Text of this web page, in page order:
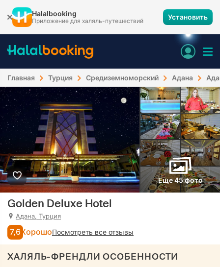
Halalbooking
Приложение для халяль-путешествий Установить
Главная Турция Средиземноморский Адана
Еще 45 фото
Golden Deluxe Hotel
Адана, Турция
7,6 ХорошоПосмотреть все отзывы
ХАЛЯЛЬ-ФРЕНДЛИ ОСОБЕННОСТИ